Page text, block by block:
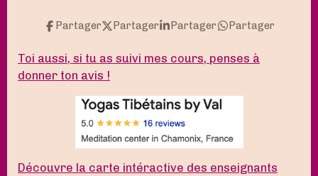
Partager Partager Partager Partager
Toi aussi, si tu as suivi mes cours, penses à
donner ton avis !
Découvre la carte intéractive des enseignants